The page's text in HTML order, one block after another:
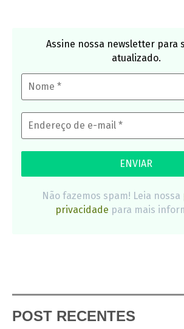
Assine nossa newsletter para
atualizado.
Não fazemos spam! Leia nossa
privacidade para mais
POST RECENTES